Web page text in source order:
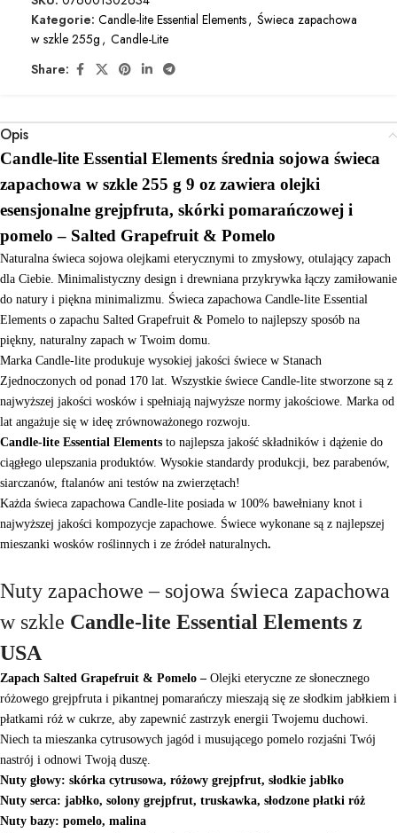
Kategorie: Candle-lite Essential Elements, Świeca zapachowa
w szkle 255g , Candle-Lite
Share:
Opis
Candle-lite Essential Elements średnia sojowa świeca
zapachowa w szkle 255 g 9 oz zawiera olejki
esensjonalne grejpfruta, skórki pomarańczowej i
pomelo– Salted Grapefruit & Pomelo
Naturalna świeca sojowa olejkami eterycznymi to zmysłowy, otulający zapach
dla Ciebie. Minimalistyczny design i drewniana przykrywka łączy zamiłowanie
do natury i piękna minimalizmu. Świeca zapachowa Candle-lite Essential
Elements o zapachu Salted Grapefruit & Pomelo to najlepszy sposób na
piękny, naturalny zapach w Twoim domu.
Marka Candle-lite produkuje wysokiej jakości świece w Stanach
Zjednoczonych od ponad 170 lat. Wszystkie świece Candle-lite stworzone są z
najwyższej jakości wosków i spełniają najwyższe normy jakościowe. Marka od
lat angażuje się w ideę zrównoważonego rozwoju.
Candle-lite Essential Elements to najlepsza jakość składników i dążenie do
ciągłego ulepszania produktów. Wysokie standardy produkcji, bez parabenów,
siarczanów, ftalanów ani testów na zwierzętach!
Każda świeca zapachowa Candle-lite posiada w 100% bawełniany knot i
najwyższej jakości kompozycje zapachowe. Świece wykonane są z najlepszej
mieszanki wosków roślinnych i ze źródeł naturalnych.
Nuty zapachowe – sojowa świeca zapachowa
w szkle Candle-lite Essential Elements z
USA
Zapach Salted Grapefruit & Pomelo – Olejki eteryczne ze słonecznego
różowego grejpfruta i pikantnej pomarańczy mieszają się ze słodkim jabłkiem i
płatkami róż w cukrze, aby zapewnić zastrzyk energii Twojemu duchowi.
Niech ta mieszanka cytrusowych jagód i musującego pomelo rozjaśni Twój
nastrój i odnowi Twoją duszę.
Nuty głowy: skórka cytrusowa, różowy grejpfrut, słodkie jabłko
Nuty serca: jabłko, solony grejpfrut, truskawka, słodzone płatki róż
Nuty bazy: pomelo, malina